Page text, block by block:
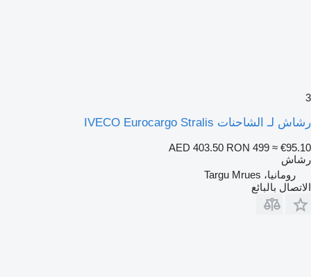
3
رشاش لـ الشاحنات IVECO Eurocargo Stralis
AED 403.50 RON 499 ≈ €95.10
رشاش
رومانيا، Targu Mrues
الاتصال بالبائع